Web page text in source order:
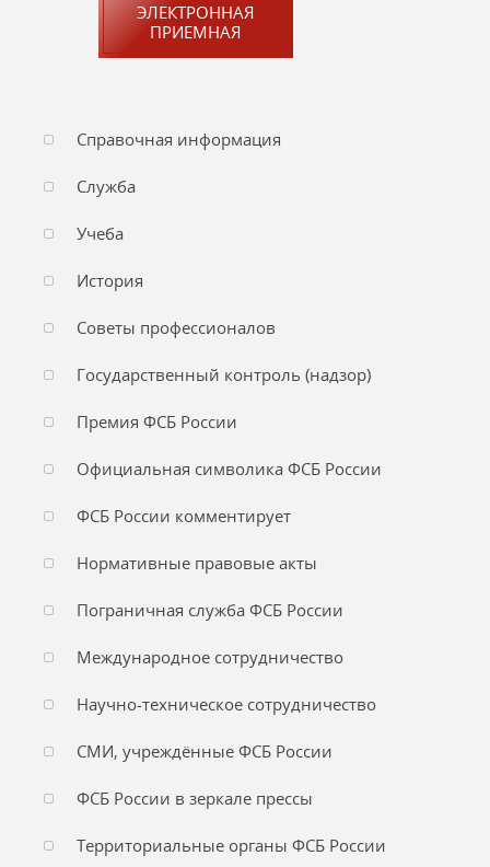
ЭЛЕКТРОННАЯ
ПРИЕМНАЯ
Справочная информация
Служба
Учеба
История
Советы профессионалов
Государственный контроль (надзор)
Премия ФСБ России
Официальная символика ФСБ России
ФСБ России комментирует
Нормативные правовые акты
Пограничная служба ФСБ России
Международное сотрудничество
Научно-техническое сотрудничество
СМИ, учреждённые ФСБ России
ФСБ России в зеркале прессы
Территориальные органы ФСБ России